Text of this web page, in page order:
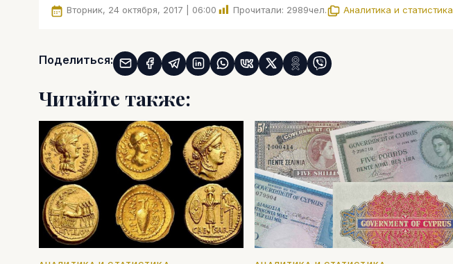
Вторник, 24 октября, 2017 | 06:00 Прочитали: 2989чел. Аналитика и статистика
Поделиться:
Читайте также: